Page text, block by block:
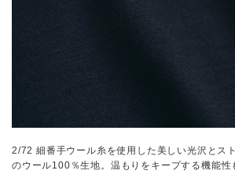
2/72 細番手ウール糸を使用した美しい光沢とス
のウール100％生地。温もりをキープする機能性